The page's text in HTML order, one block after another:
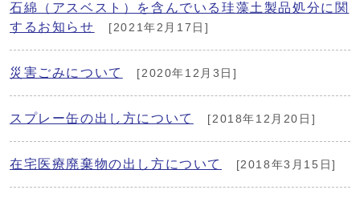
石綿（アスベスト）を含んでいる珪藻土製品処分に関
するお知らせ
[2021年2月17日]
災害ごみについて [2020年12月3日]
スプレー缶の出し方について [2018年12月20日]
在宅医療廃棄物の出し方について [2018年3月15日]